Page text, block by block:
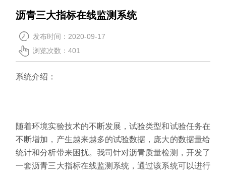
行业资讯
沥青三大指标在线监测系统
发布时间：2020-09-17
浏览次数：401
系统介绍：
随着环境实验技术的不断发展，试验类型和试验任务在
不断增加，产生越来越多的试验数据，庞大的数据量给
统计和分析带来困扰。我司针对沥青质量检测，开发了
一套沥青三大指标在线监测系统，通过该系统可以进行